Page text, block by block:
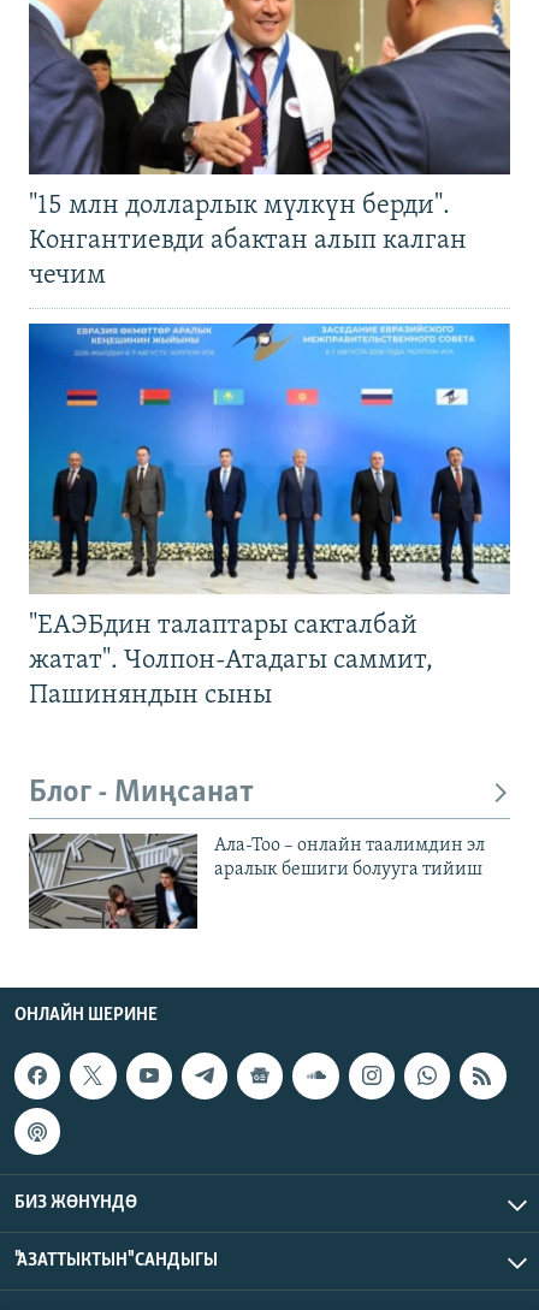
"15 млн долларлык мүлкүн берди".
Конгантиевди абактан алып калган
чечим
"ЕАЭБдин талаптары сакталбай
жатат". Чолпон-Атадагы саммит,
Пашиняндын сыны
Блог - Миңсанат
Ала-Тоо – онлайн таалимдин эл
аралык бешиги болууга тийиш
ОНЛАЙН ШЕРИНЕ
БИЗ ЖӨНҮНДӨ
"АЗАТТЫКТЫН" САНДЫГЫ